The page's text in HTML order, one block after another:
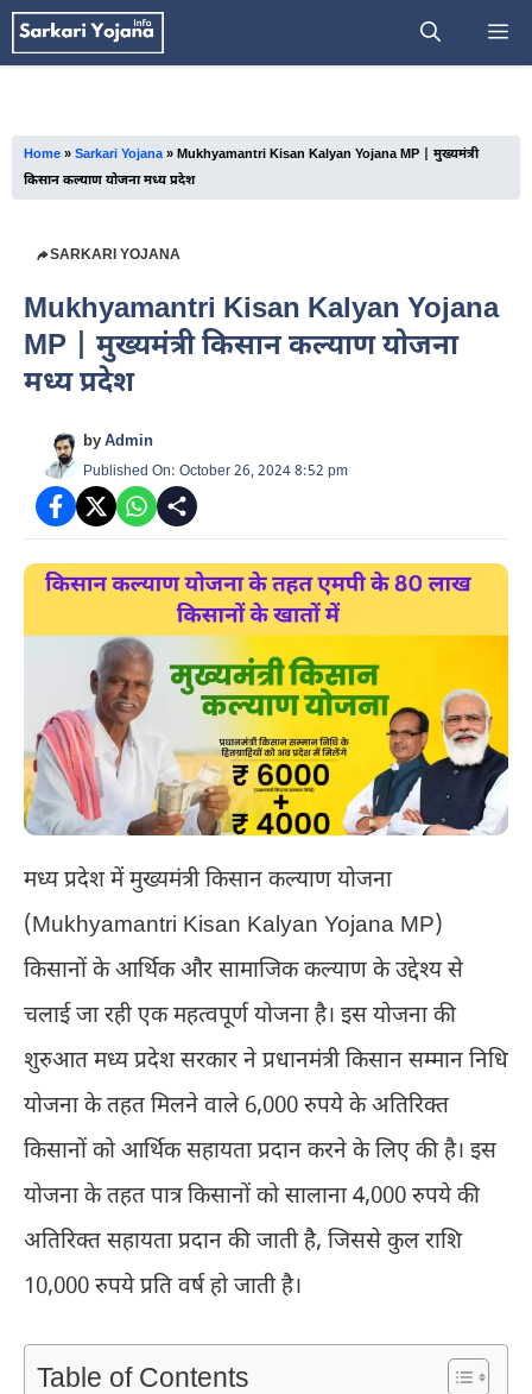
Skip
to
Home » Sarkari Yojana» Mukhyamantri Kisan Kalyan Yojana MP | मुख्यमंत्री
किसान कल्याण योजना मध्य प्रदेश
SARKARI YOJANA
Mukhyamantri Kisan Kalyan Yojana
MP | मुख्यमंत्री किसान कल्याण योजना
मध्य प्रदेश
byAdmin
Published On: October 26, 2024 8:52 pm
मध्य प्रदेश में मुख्यमंत्री किसान कल्याण योजना
(Mukhyamantri Kisan Kalyan Yojana MP)
किसानों के आर्थिक और सामाजिक कल्याण के उद्देश्य से
चलाई जा रही एक महत्वपूर्ण योजना है। इस योजना की
शुरुआत मध्य प्रदेश सरकार ने प्रधानमंत्री किसान सम्मान निधि
योजना के तहत मिलने वाले 6,000 रुपये के अतिरिक्त
किसानों को आर्थिक सहायता प्रदान करने के लिए की है। इस
योजना के तहत पात्र किसानों को सालाना 4,000 रुपये की
अतिरिक्त सहायता प्रदान की जाती है, जिससे कुल राशि
10,000 रुपये प्रति वर्ष हो जाती है।
Table of Contents